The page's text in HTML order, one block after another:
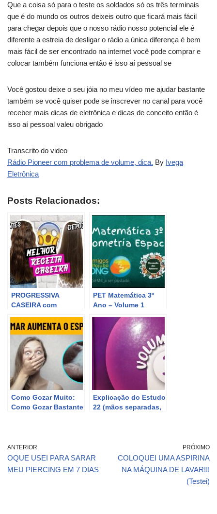
Que a coisa só para o teste os soldados só os três terminais
que é do mundo os outros deixeis outro que ficará mais fácil
para chegar depois que o nosso rádio nosso potencial ele é
diferente a estreia de desligar o rádio a única diferença é bem
mais fácil de ser encontrado na internet você pode comprar e
colocar também funciona então é isso aí pessoal se
Você gostou deixe o seu jóia no meu vídeo me ajudar bastante
também se você quiser pode se inscrever no canal para você
receber mais dicas de eletrônica e dicas de conceito então é
isso aí pessoal valeu obrigado
Transcrito do video
Rádio Pioneer com problema de volume, dica. By Ivega
Eletrônica
Posts Relacionados:
PROGRESSIVA
CASEIRA com
volume e frizz
PET Matemática 3º
Ano – Volume 1
Geometria Espacial
Como Gozar Muito:
Como Gozar Bastante
Explicação do Estudo
22 (mãos separadas,
ANTERIOR
OQUE USEI PARA SARAR
MEU PIERCING EM 7 DIAS
PRÓXIMO
COLOQUEI UMA ASPIRINA
NA MÁQUINA DE LAVAR!!!
(Testei)